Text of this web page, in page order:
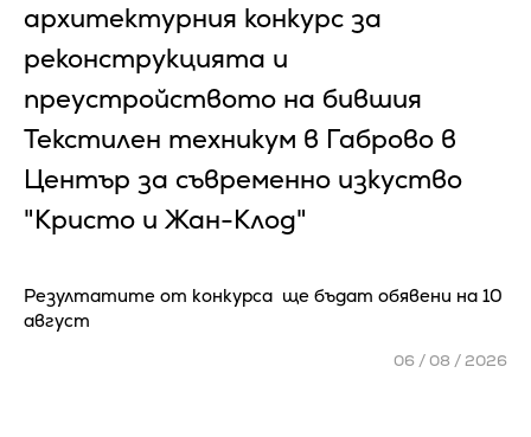
архитектурния конкурс за
реконструкцията и
преустройството на бившия
Текстилен техникум в Габрово в
Център за съвременно изкуство
"Кристо и Жан-Клод"
Резултатите от конкурса ще бъдат обявени на 10
август
06 / 08 / 2026